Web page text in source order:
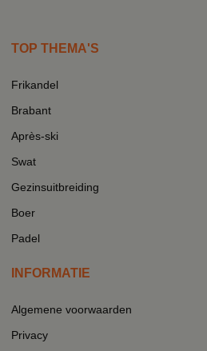
TOP THEMA'S
Frikandel
Brabant
Après-ski
Swat
Gezinsuitbreiding
Boer
Padel
INFORMATIE
Algemene voorwaarden
Privacy